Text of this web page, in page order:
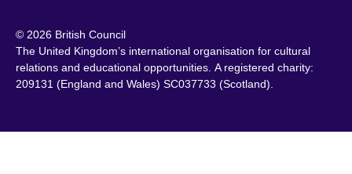
© 2026 British Council
The United Kingdom’s international organisation for cultural
relations and educational opportunities. A registered charity:
209131 (England and Wales) SC037733 (Scotland).